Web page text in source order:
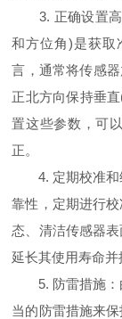
3. 正确设置高
和方位角)是获取
言，通常将传感
正北方向保持垂
置这些参数，可
正。
4. 定期校准和
靠性，定期进行
态、清洁传感器
延长其使用寿命并
5. 防雷措施：
当的防雷措施来